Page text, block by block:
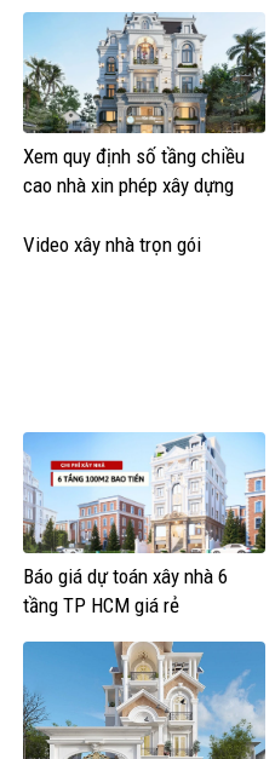
Xem quy định số tầng chiều
cao nhà xin phép xây dựng
Video xây nhà trọn gói
Báo giá dự toán xây nhà 6
tầng TP HCM giá rẻ